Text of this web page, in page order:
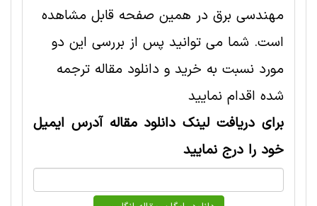
مهندسی برق در همین صفحه قابل مشاهده
است. شما می توانید پس از بررسی این دو
مورد نسبت به خرید و دانلود مقاله ترجمه
شده اقدام نمایید
برای دریافت لینک دانلود مقاله آدرس ایمیل
خود را درج نمایید